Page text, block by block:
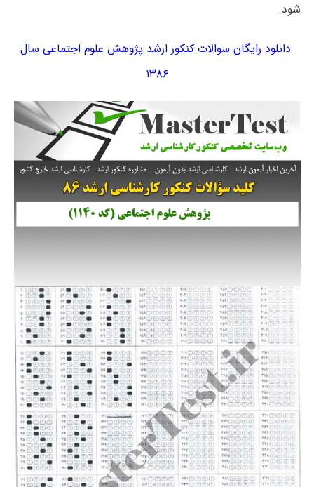
شود.
دانلود رایگان سوالات کنکور ارشد پژوهش علوم اجتماعی سال
۱۳۸۶